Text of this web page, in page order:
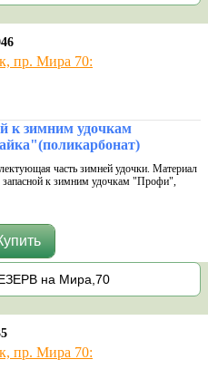
пр. Мира 70:
к зимним удочкам
часть зимней удочки. Материал
запасной к зимним удочкам "Профи",
удочки, состоящей из
запаса лески, то есть хлыстик, в
на Мира,70
пр. Мира 70: